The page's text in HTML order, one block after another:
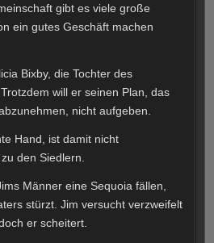
gibt es viele große
ein gutes Geschäft machen
Bixby, die Tochter des
will er seinen Plan, das
nicht aufgeben.
Hand, ist damit nicht
den Siedlern.
Männer eine Sequoia fällen,
stürzt. Jim versucht verzweifelt
er scheitert.